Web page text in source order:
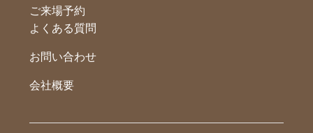
ご来場予約
よくある質問
お問い合わせ
会社概要